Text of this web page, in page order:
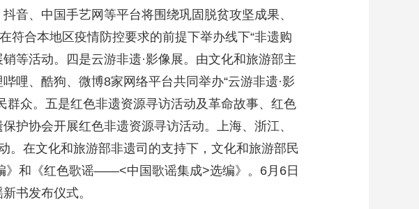
音、中国手艺网等平台将围绕巩固脱贫攻坚成果、
符合本地区疫情防控要求的前提下举办线下“非遗购
等活动。四是云游非遗·影像展。由文化和旅游部主
哩、酷狗、微博8家网络平台共同举办“云游非遗·影
众。五是红色非遗资源寻访活动及革命故事、红色
护协会开展红色非遗资源寻访活动。上海、浙江、
。在文化和旅游部非遗司的支持下，文化和旅游部民
和《红色歌谣——<中国歌谣集成>选编》。6月6日
书发布仪式。